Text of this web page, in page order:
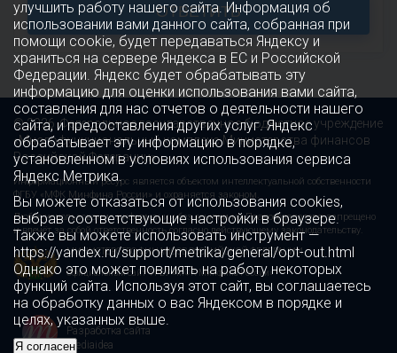
ОТВЕТИТЬ
© 2026 Федеральное государственное бюджетное учреждение
«Многофункциональный комплекс Министерства финансов
Российской Федерации»
Информационный ресурс является объектом интеллектуальной собственности
ФГБУ «МФК Минфина России» и охраняется законом.
Любое использование информации без ссылки на Правообладателя запрещено
и влечёт за собой ответственность согласно действующему законодательству.
МИНИСТЕРСТВО ФИНАНСОВ РОССИЙСКОЙ ФЕДЕРАЦИИ
Официальный сайт ФГБУ «МФК Минфина России»
Разработка сайта
mediaidea
улучшить работу нашего сайта. Информация об
использовании вами данного сайта, собранная при
помощи cookie, будет передаваться Яндексу и
храниться на сервере Яндекса в ЕС и Российской
Федерации. Яндекс будет обрабатывать эту
информацию для оценки использования вами сайта,
составления для нас отчетов о деятельности нашего
сайта, и предоставления других услуг. Яндекс
обрабатывает эту информацию в порядке,
установленном в условиях использования сервиса
Яндекс Метрика.
Вы можете отказаться от использования cookies,
выбрав соответствующие настройки в браузере.
Также вы можете использовать инструмент —
https://yandex.ru/support/metrika/general/opt-out.html
Однако это может повлиять на работу некоторых
функций сайта. Используя этот сайт, вы соглашаетесь
на обработку данных о вас Яндексом в порядке и
целях, указанных выше.
Я согласен